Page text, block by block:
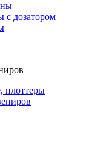
с дозатором
плоттеры